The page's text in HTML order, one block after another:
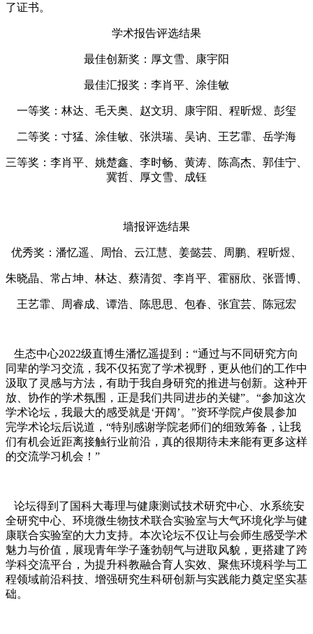
了证书。
学术报告评选结果
最佳创新奖：厚文雪、康宇阳
最佳汇报奖：李肖平、涂佳敏
一等奖：林达、毛天奥、赵文玥、康宇阳、程昕煜、彭玺
二等奖：寸猛、涂佳敏、张洪瑞、吴讷、王艺霏、岳学海
三等奖：李肖平、姚楚鑫、李时畅、黄涛、陈高杰、郭佳宁、
冀哲、厚文雪、成钰
墙报评选结果
优秀奖：潘忆遥、周怡、云江慧、姜懿芸、周鹏、程昕煜、
朱晓晶、 常占坤、林达、蔡清贺、 李肖平、霍丽欣、张晋博、
王艺霏、 周睿成、谭浩、陈思思、包春、张宜芸、陈冠宏
生态中心2022级直博生潘忆遥提到：“通过与不同研究方向
同辈的学习交流，我不仅拓宽了学术视野，更从他们的工作中
汲取了灵感与方法，有助于我自身研究的推进与创新。这种开
放、协作的学术氛围，正是我们共同进步的关键”。“参加这次
学术论坛，我最大的感受就是‘开阔’。”资环学院卢俊晨参加
完学术论坛后说道，“特别感谢学院老师们的细致筹备，让我
们有机会近距离接触行业前沿，真的很期待未来能有更多这样
的交流学习机会！”
论坛得到了国科大毒理与健康测试技术研究中心、水系统安
全研究中心、环境微生物技术联合实验室与大气环境化学与健
康联合实验室的大力支持。本次论坛不仅让与会师生感受学术
魅力与价值，展现青年学子蓬勃朝气与进取风貌，更搭建了跨
学科交流平台，为提升科教融合育人实效、聚焦环境科学与工
程领域前沿科技、增强研究生科研创新与实践能力奠定坚实基
础。